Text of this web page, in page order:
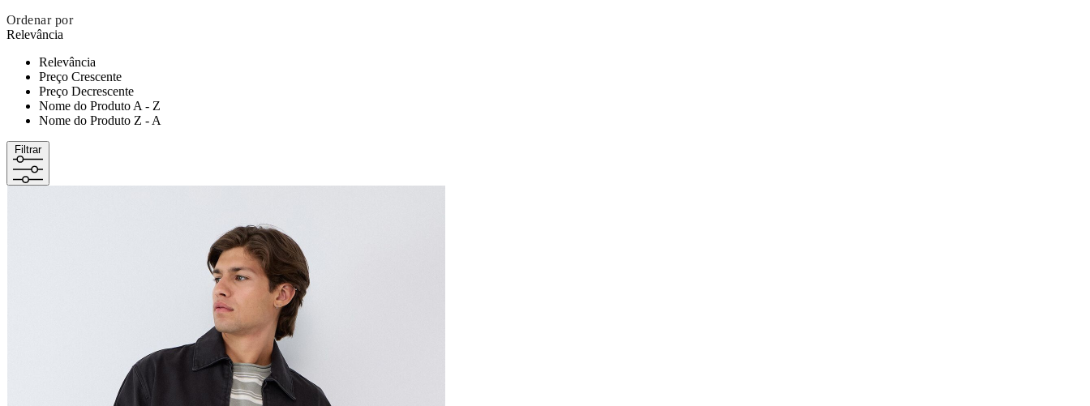
Ordenar por
Relevância
Relevância
Preço Crescente
Preço Decrescente
Nome do Produto A - Z
Nome do Produto Z - A
Filtrar